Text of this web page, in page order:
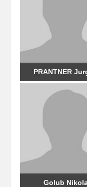
PRANTNER
Golub